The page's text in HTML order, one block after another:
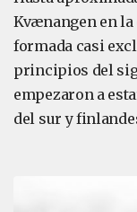
Kvænangen en la
formada casi
principios del
empezaron a
del sur y